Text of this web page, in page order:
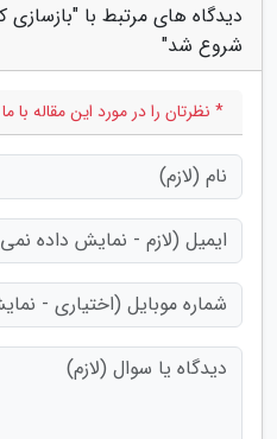
دیدگاه های مرتبط با "بازسازی
شروع شد"
* نظرتان را در مورد این مقاله با